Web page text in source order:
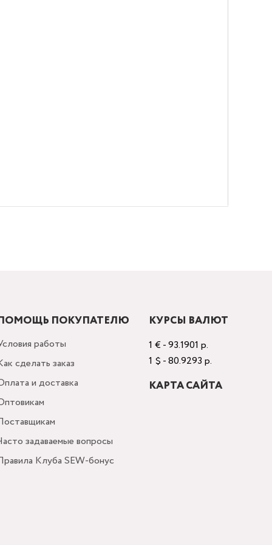
ПОКУПАТЕЛЮ
работы
сделать заказ
и доставка
задаваемые вопросы
Клуба SEW-бонус
КУРСЫ ВАЛЮТ
1 € - 93.1901 р.
1 $ - 80.9293 р.
КАРТА САЙТА